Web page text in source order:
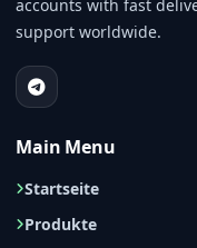
accounts with fast
support worldwide.
Main Menu
Startseite
Produkte